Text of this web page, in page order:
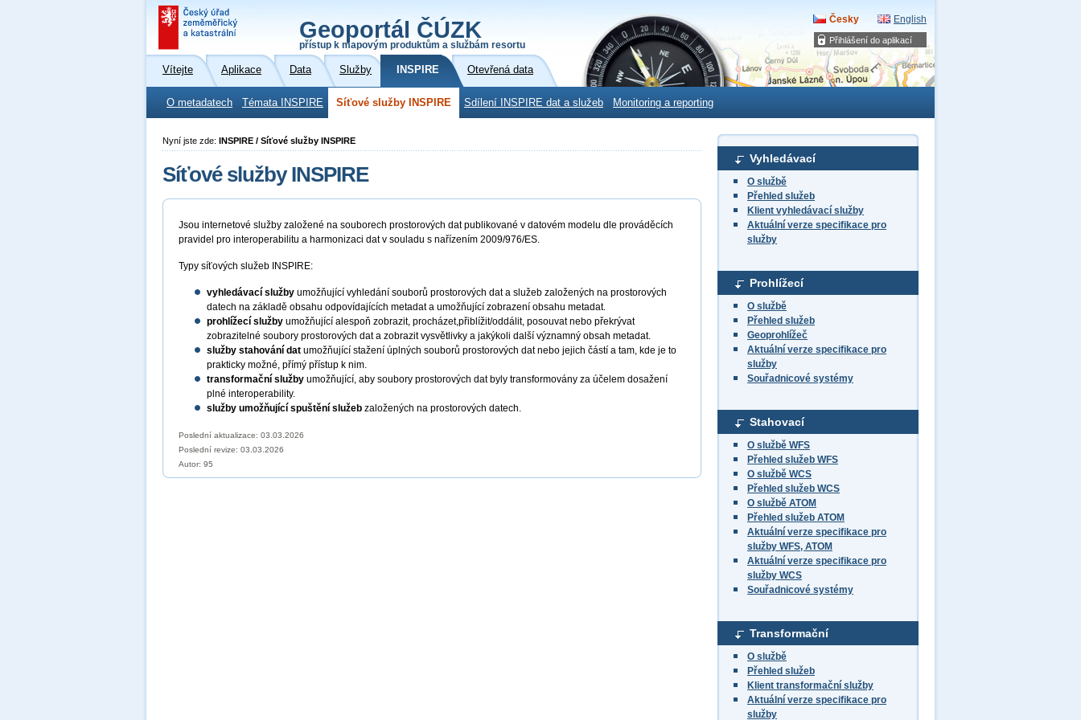
Přihlášení do aplikací
Geoportál ČÚZK
přístup k mapovým produktům a službám resortu
Česky English
Vítejte Aplikace Data Služby INSPIRE Otevřená data
O metadatech Témata INSPIRE Síťové služby INSPIRE Sdílení INSPIRE dat a služeb Monitoring a reporting
Vyhledávací
O službě
Přehled služeb
Klient vyhledávací služby
Aktuální verze specifikace pro
služby
Prohlížecí
O službě
Přehled služeb
Geoprohlížeč
Aktuální verze specifikace pro
služby
Souřadnicové systémy
Stahovací
O službě WFS
Přehled služeb WFS
O službě WCS
Přehled služeb WCS
O službě ATOM
Přehled služeb ATOM
Aktuální verze specifikace pro
služby WFS, ATOM
Aktuální verze specifikace pro
služby WCS
Souřadnicové systémy
Transformační
O službě
Přehled služeb
Klient transformační služby
Aktuální verze specifikace pro
služby
Nyní jste zde: INSPIRE / Síťové služby INSPIRE
Síťové služby INSPIRE
Jsou internetové služby založené na souborech prostorových dat publikované v datovém modelu dle prováděcích
pravidel pro interoperabilitu a harmonizaci dat v souladu s nařízením 2009/976/ES.
Typy síťových služeb INSPIRE:
vyhledávací služby umožňující vyhledání souborů prostorových dat a služeb založených na prostorových
datech na základě obsahu odpovídajících metadat a umožňující zobrazení obsahu metadat.
prohlížecí služby umožňující alespoň zobrazit, procházet,přiblížit/oddálit, posouvat nebo překrývat
zobrazitelné soubory prostorových dat a zobrazit vysvětlivky a jakýkoli další významný obsah metadat.
služby stahování dat umožňující stažení úplných souborů prostorových dat nebo jejich částí a tam, kde je to
prakticky možné, přímý přístup k nim.
transformační služby umožňující, aby soubory prostorových dat byly transformovány za účelem dosažení
plné interoperability.
služby umožňující spuštění služeb založených na prostorových datech.
Poslední aktualizace: 03.03.2026
Poslední revize: 03.03.2026
Autor: 95